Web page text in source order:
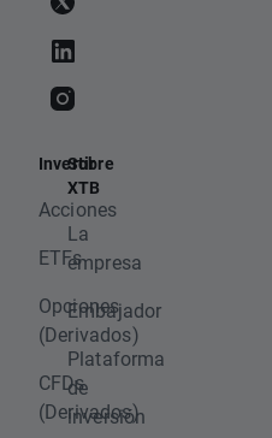
Invertir
Acciones
ETFs
Opciones
(Derivados)
CFDs
(Derivados)
Sobre
XTB
La
empresa
Embajador
Plataforma
de
inversión